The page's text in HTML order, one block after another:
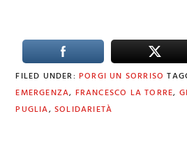
FILED UNDER: PORGI UN SORRISO
EMERGENZA, FRANCESCO LA TORRE,
PUGLIA, SOLIDARIETÀ